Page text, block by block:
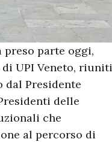
preso parte oggi,
UPI Veneto, riuniti
dal Presidente
delle
che
al percorso di